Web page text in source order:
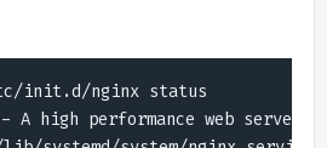
init.d/nginx status
high performance web server